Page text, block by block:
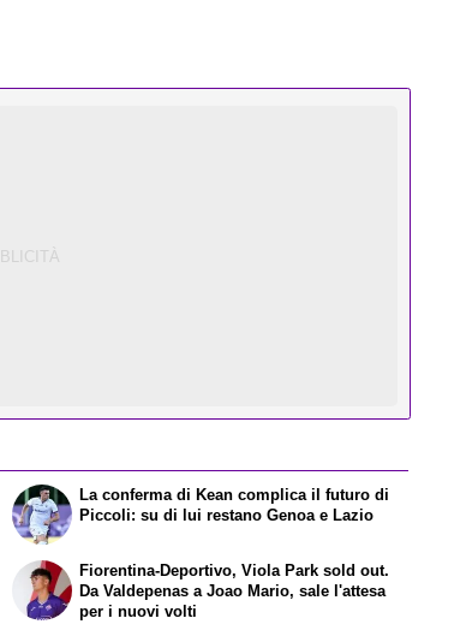
La conferma di Kean complica il futuro di
Piccoli: su di lui restano Genoa e Lazio
Fiorentina-Deportivo, Viola Park sold out.
Da Valdepenas a Joao Mario, sale l'attesa
per i nuovi volti